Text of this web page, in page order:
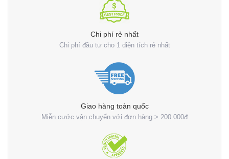
Chi phí rẻ nhất
Chi phí đầu tư cho 1 diện tích rẻ nhất
Giao hàng toàn quốc
Miễn cước vận chuyển với đơn hàng > 200.000đ